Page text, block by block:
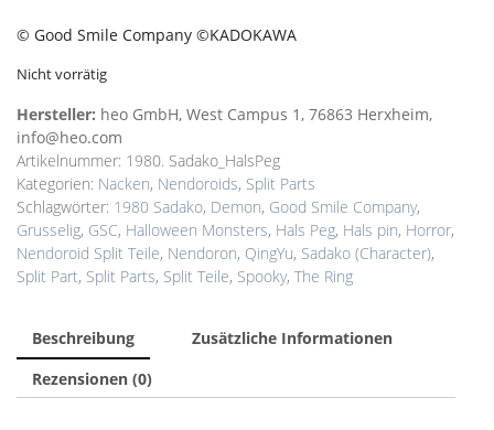
© Good Smile Company ©KADOKAWA
Nicht vorrätig
Hersteller: heo GmbH, West Campus 1, 76863 Herxheim,
info@heo.com
Artikelnummer: 1980. Sadako_HalsPeg
Kategorien: Nacken, Nendoroids, Split Parts
Schlagwörter: 1980 Sadako, Demon, Good Smile Company,
Grusselig, GSC, Halloween Monsters, Hals Peg, Hals pin, Horror,
Nendoroid Split Teile, Nendoron, QingYu, Sadako (Character),
Split Part, Split Parts, Split Teile, Spooky, The Ring
Beschreibung
Zusätzliche Informationen
Rezensionen (0)